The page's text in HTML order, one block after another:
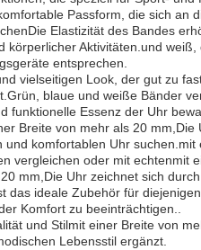
Passform, die sich an
Elastizität des Bandes
Aktivitäten.und
entsprechen.
vielseitigen Look, der gut zu
blaue und weiße Bänder
funktionelle Essenz der Uhr
Breite von mehr als 20 mm,Die
und komfortablen Uhr suchen.mit
vergleichen oder mit echtenmit
mm,Die Uhr zeichnet sich
das ideale Zubehör für
Komfort zu beeinträchtigen..
und Stilmit einer Breite von
Lebensstil ergänzt.